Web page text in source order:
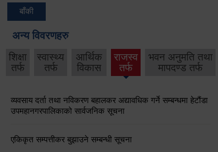
बाँकी
अन्य विवरणहरु
शिक्षा
तर्फ
स्वास्थ्य
तर्फ
आर्थिक
विकास
राजस्व
तर्फ
भवन अनुमति तथा
मापदण्ड तर्फ
व्यवसाय दर्ता तथा नविकरण बहालकर अद्यावधिक गर्ने सम्बन्धमा हेटौंडा
उपमहानगरपालिकाको सार्वजनिक सूचना
एकिकृत सम्पत्तीकर बुझाउने सम्बन्धी सूचना